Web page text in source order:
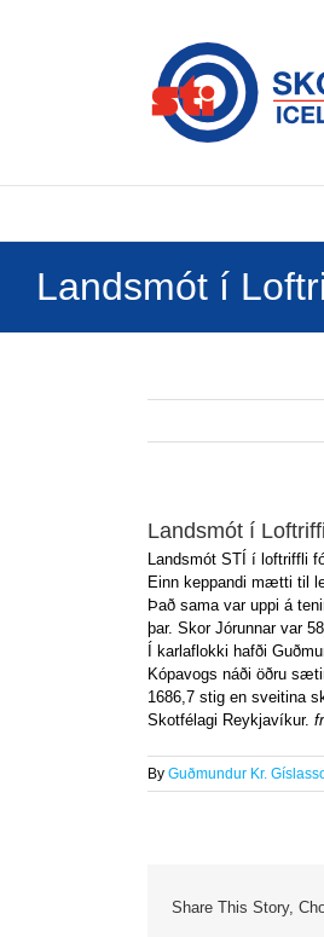
Landsmót í
Landsmót í
Landsmót STÍ í loftriffli
Einn keppandi mætti til
Það sama var uppi á
þar. Skor Jórunnar var
Í karlaflokki hafði
Kópavogs náði öðru
1686,7 stig en sveitina
Skotfélagi Reykjavíkur.
By Guðmundur Kr.
Share This Story,